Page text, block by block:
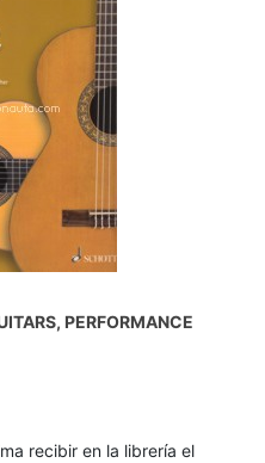
PERFORMANCE
recibir en la librería el